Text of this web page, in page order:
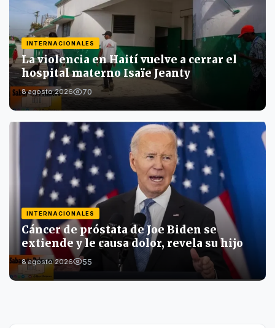
INTERNACIONALES
La violencia en Haití vuelve a cerrar el
hospital materno Isaïe Jeanty
8 agosto 2026 70
INTERNACIONALES
Cáncer de próstata de Joe Biden se
extiende y le causa dolor, revela su hijo
8 agosto 2026 55